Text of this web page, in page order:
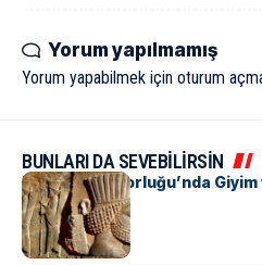
Yorum yapılmamış
Yorum yapabilmek için oturum
BUNLARI DA SEVEBİLİRSİN
Pers İmparatorluğu’nda Giyim